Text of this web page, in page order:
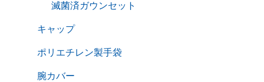
滅菌済ガウンセット
キャップ
ポリエチレン製手袋
腕カバー